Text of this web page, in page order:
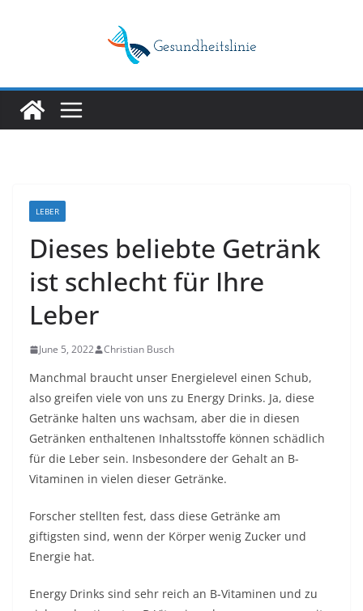
LEBER
Dieses beliebte Getränk
ist schlecht für Ihre
Leber
June 5, 2022 Christian Busch
Manchmal braucht unser Energielevel einen Schub,
also greifen viele von uns zu Energy Drinks. Ja, diese
Getränke halten uns wachsam, aber die in diesen
Getränken enthaltenen Inhaltsstoffe können schädlich
für die Leber sein. Insbesondere der Gehalt an B-
Vitaminen in vielen dieser Getränke.
Forscher stellten fest, dass diese Getränke am
giftigsten sind, wenn der Körper wenig Zucker und
Energie hat.
Energy Drinks sind sehr reich an B-Vitaminen und zu